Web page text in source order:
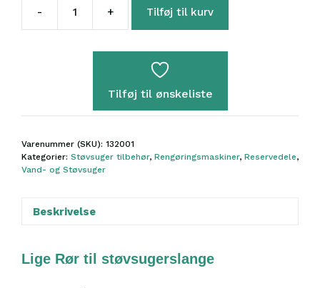
-
38mm
56cm
Forkromet
Stål
antal
+ Tilføj til kurv
Tilføj til ønskeliste
Varenummer (SKU): 132001
Kategorier: Støvsuger tilbehør, Rengøringsmaskiner, Reservedele,
Vand- og Støvsuger
Beskrivelse
Lige Rør til støvsugerslange